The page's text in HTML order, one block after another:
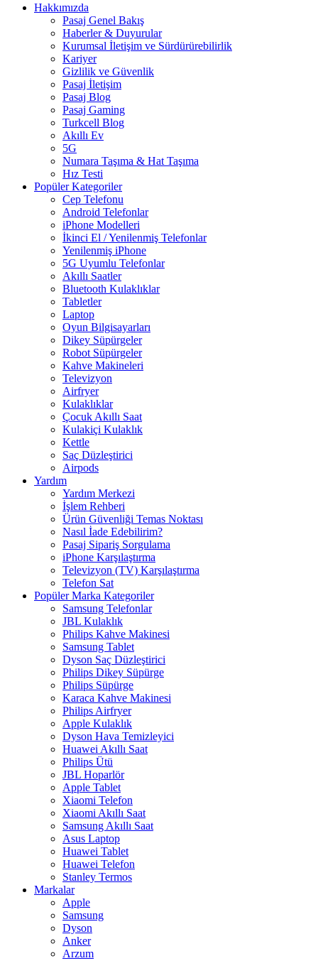
Hakkımızda
Pasaj Genel Bakış
Haberler & Duyurular
Kurumsal İletişim ve Sürdürürebilirlik
Kariyer
Gizlilik ve Güvenlik
Pasaj İletişim
Pasaj Blog
Pasaj Gaming
Turkcell Blog
Akıllı Ev
5G
Numara Taşıma & Hat Taşıma
Hız Testi
Popüler Kategoriler
Cep Telefonu
Android Telefonlar
iPhone Modelleri
İkinci El / Yenilenmiş Telefonlar
Yenilenmiş iPhone
5G Uyumlu Telefonlar
Akıllı Saatler
Bluetooth Kulaklıklar
Tabletler
Laptop
Oyun Bilgisayarları
Dikey Süpürgeler
Robot Süpürgeler
Kahve Makineleri
Televizyon
Airfryer
Kulaklıklar
Çocuk Akıllı Saat
Kulakiçi Kulaklık
Kettle
Saç Düzleştirici
Airpods
Yardım
Yardım Merkezi
İşlem Rehberi
Ürün Güvenliği Temas Noktası
Nasıl İade Edebilirim?
Pasaj Sipariş Sorgulama
iPhone Karşılaştırma
Televizyon (TV) Karşılaştırma
Telefon Sat
Popüler Marka Kategoriler
Samsung Telefonlar
JBL Kulaklık
Philips Kahve Makinesi
Samsung Tablet
Dyson Saç Düzleştirici
Philips Dikey Süpürge
Philips Süpürge
Karaca Kahve Makinesi
Philips Airfryer
Apple Kulaklık
Dyson Hava Temizleyici
Huawei Akıllı Saat
Philips Ütü
JBL Hoparlör
Apple Tablet
Xiaomi Telefon
Xiaomi Akıllı Saat
Samsung Akıllı Saat
Asus Laptop
Huawei Tablet
Huawei Telefon
Stanley Termos
Markalar
Apple
Samsung
Dyson
Anker
Arzum